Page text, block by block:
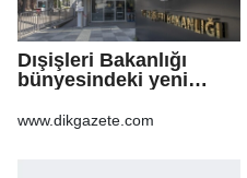
Dışişleri Bakanlığı
bünyesindeki yeni
Gazete'de
www.dikgazete.com